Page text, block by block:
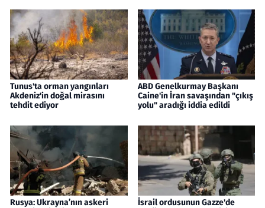
Tunus'ta orman yangınları
Akdeniz'in doğal mirasını
tehdit ediyor
ABD Genelkurmay Başkanı
Caine'in İran savaşından "çıkış
yolu" aradığı iddia edildi
Rusya: Ukrayna’nın askeri
İsrail ordusunun Gazze'de